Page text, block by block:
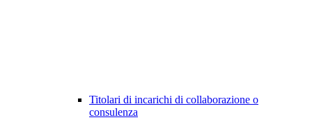
Titolari di incarichi di collaborazione o
consulenza